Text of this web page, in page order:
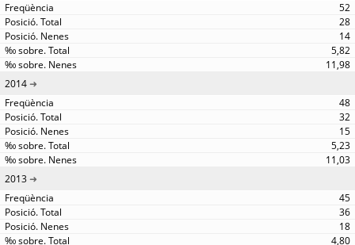
52
28
14
5,82
11,98
2014
48
32
15
5,23
11,03
2013
45
36
18
4,80